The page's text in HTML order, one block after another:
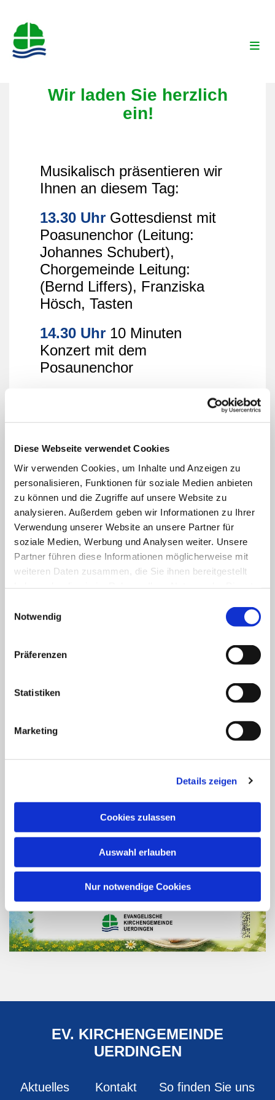
Diese Webseite verwendet Cookies
Wir verwenden Cookies, um Inhalte und Anzeigen zu
personalisieren, Funktionen für soziale Medien anbieten
zu können und die Zugriffe auf unsere Website zu
analysieren. Außerdem geben wir Informationen zu Ihrer
Verwendung unserer Website an unsere Partner für
soziale Medien, Werbung und Analysen weiter. Unsere
Partner führen diese Informationen möglicherweise mit
weiteren Daten zusammen, die Sie ihnen bereitgestellt
Notwendig
Präferenzen
Statistiken
Marketing
Details zeigen
Cookies zulassen
Auswahl erlauben
Nur notwendige Cookies
Wir laden Sie herzlich
ein!
Musikalisch präsentieren wir
Ihnen an diesem Tag:
13.30 Uhr Gottesdienst mit
Poasunenchor (Leitung:
Johannes Schubert),
Chorgemeinde Leitung:
(Bernd Liffers), Franziska
Hösch, Tasten
14.30 Uhr 10 Minuten
Konzert mit dem
Posaunenchor
Konzert mit Instrumentalisten
16.30 Uhr 10 Minuten
Konzert mit der
Chorgemeinde
anschließend „Rudelsingen
für Alle“
EV. KIRCHENGEMEINDE
UERDINGEN
Aktuelles Kontakt So finden Sie uns